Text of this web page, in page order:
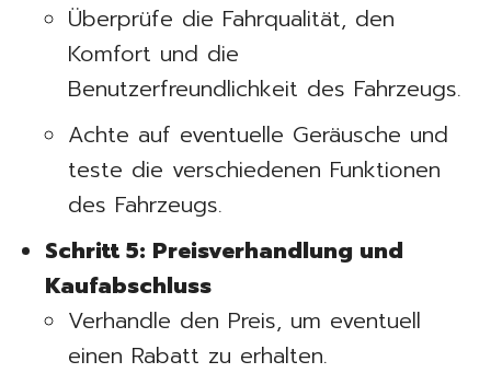
Überprüfe die Fahrqualität, den
Komfort und die
Benutzerfreundlichkeit des Fahrzeugs.
Achte auf eventuelle Geräusche und
teste die verschiedenen Funktionen
des Fahrzeugs.
Schritt 5: Preisverhandlung und
Kaufabschluss
Verhandle den Preis, um eventuell
einen Rabatt zu erhalten.